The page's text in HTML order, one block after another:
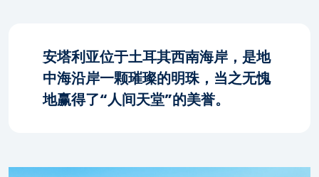
安塔利亚位于土耳其西南海岸，是地
中海沿岸一颗璀璨的明珠，当之无愧
地赢得了“人间天堂”的美誉。